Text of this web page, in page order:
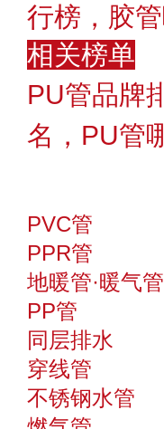
行榜，胶
相关榜单
PU管品牌
名，PU管
PVC管
PPR管
地暖管·暖气管
PP管
同层排水
穿线管
不锈钢水管